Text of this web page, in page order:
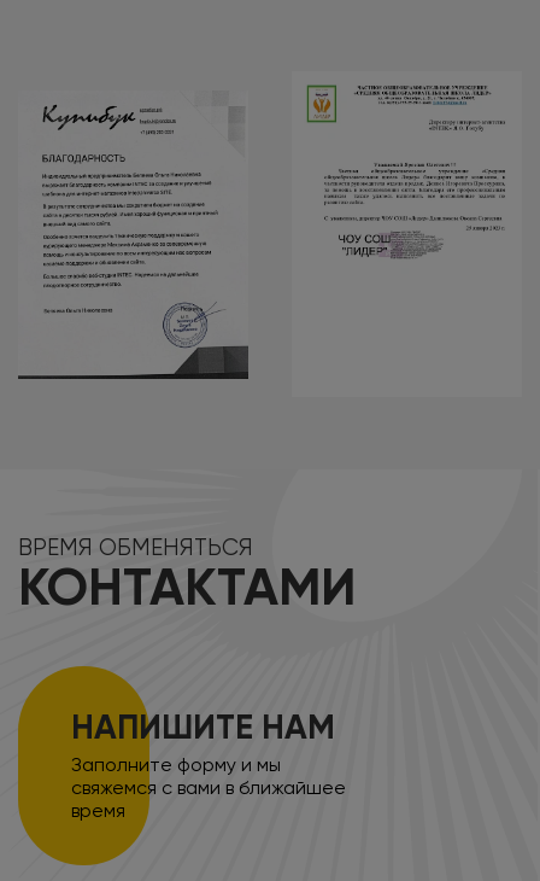
ВРЕМЯ ОБМЕНЯТЬСЯ
КОНТАКТАМИ
НАПИШИТЕ НАМ
Заполните форму и мы
свяжемся с вами в ближайшее
время